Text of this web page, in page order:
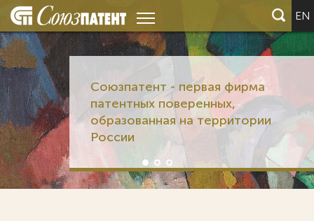
EN
Союзпатент - первая фирма
патентных поверенных,
образованная на территории
России